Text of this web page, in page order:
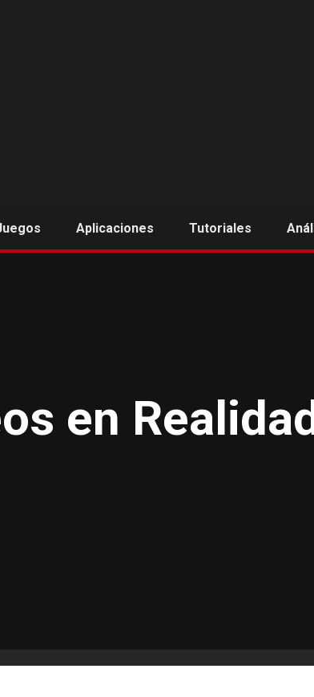
Aplicaciones Tutoriales
en